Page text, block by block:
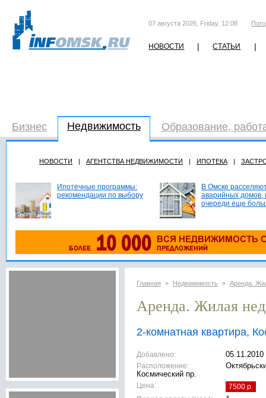
07 августа 2026, Friday, 12:08
НОВОСТИ | СТАТЬИ |
Бизнес Недвижимость Образование,
НОВОСТИ | АГЕНТСТВА НЕДВИЖИМОСТИ | ИПОТЕКА |
Ипотечные программы:
рекомендации по выбору
В Омске
аварийных домов,
очереди еще
Главная > Недвижимость > Аренда.
Аренда. Жилая
2-комнатная квартира,
Добавлено:
05.11.2010
Расположение:
Космический пр.
Цена:
7500 р.